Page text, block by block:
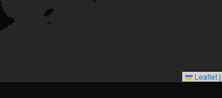
Leaflet |